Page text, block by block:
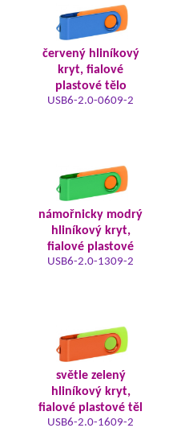
červený hliníkový
kryt, fialové
plastové tělo
USB6-2.0-0609-2
námořnicky modrý
hliníkový kryt,
fialové plastové
USB6-2.0-1309-2
světle zelený
hliníkový kryt,
fialové plastové těl
USB6-2.0-1609-2